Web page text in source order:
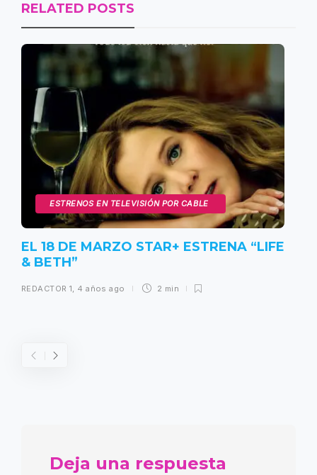
RELATED POSTS
ESTRENOS EN TELEVISIÓN POR CABLE
EL 18 DE MARZO STAR+ ESTRENA “LIFE
& BETH”
REDACTOR 1, 4 años ago 2 min
Deja una respuesta